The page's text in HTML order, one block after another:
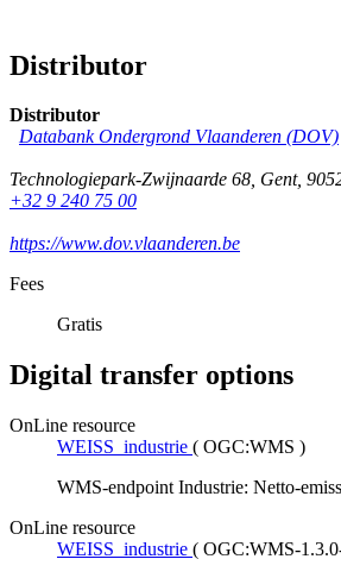
Distributor
Distributor
Databank Ondergrond Vlaanderen (DOV)
Technologiepark-Zwijnaarde 68, Gent,
+32 9 240 75 00
https://www.dov.vlaanderen.be
Fees
Gratis
Digital transfer options
OnLine resource
WEISS_industrie ( OGC:WMS )
WMS-endpoint Industrie: Netto-
OnLine resource
WEISS_industrie ( OGC:WMS-